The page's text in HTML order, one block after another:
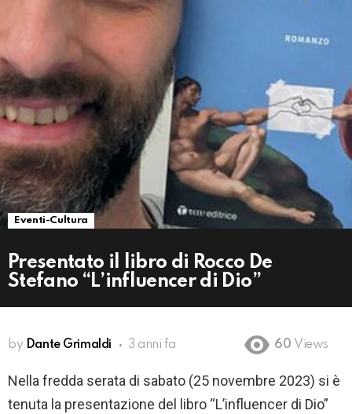
Eventi-Cultura
Presentato il libro di Rocco De
Stefano “L’influencer di Dio”
by Dante Grimaldi 3 anni fa 60 Views
Nella fredda serata di sabato (25 novembre 2023) si è
tenuta la presentazione del libro “L’influencer di Dio”